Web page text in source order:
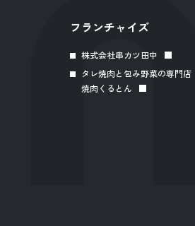
フランチャイズ
株式会社串カツ田中
タレ焼肉と包み野菜の専門店
焼肉くるとん